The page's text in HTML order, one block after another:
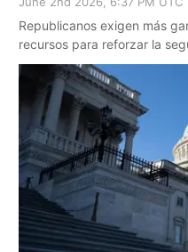
Republicanos exigen más
recursos para reforzar la